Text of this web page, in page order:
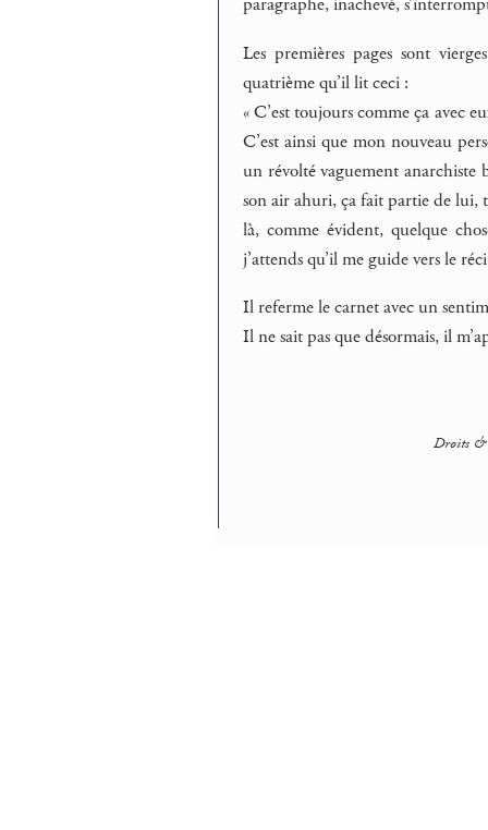
Les premières pages sont
quatrième qu’il lit ceci :
« C’est toujours comme ça avec
C’est ainsi que mon nouveau
un révolté vaguement anarchiste
son air ahuri, ça fait partie de lui,
là, comme évident, quelque
j’attends qu’il me guide vers le
Il referme le carnet avec un
Il ne sait pas que désormais, il
Droits &